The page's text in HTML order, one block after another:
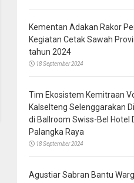
Kementan Adakan Rakor
Kegiatan Cetak Sawah
tahun 2024
18 September 2024
Tim Ekosistem Kemitraan
Kalselteng Selenggarakan
di Ballroom Swiss-Bel Hotel
Palangka Raya
18 September 2024
Agustiar Sabran Bantu